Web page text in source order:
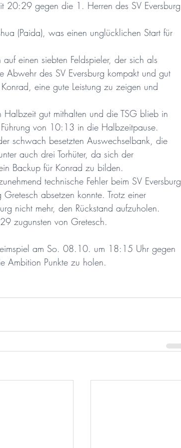
20:29 gegen die 1. Herren des SV Eversburg
(Paida), was einen unglücklichen Start für
einen siebten Feldspieler, der sich als
des SV Eversburg kompakt und gut
eine gute Leistung zu zeigen und
Halbzeit gut mithalten und die TSG blieb in
von 10:13 in die Halbzeitpause.
schwach besetzten Auswechselbank, die
auch drei Torhüter, da sich der
Backup für Konrad zu bilden.
technische Fehler beim SV Eversburg
absetzen konnte. Trotz einer
nicht mehr, den Rückstand aufzuholen.
zugunsten von Gretesch.
am So. 08.10. um 18:15 Uhr gegen
Ambition Punkte zu holen.